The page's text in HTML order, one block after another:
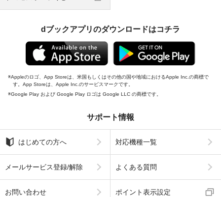
dブックアプリのダウンロードはコチラ
Appleのロゴ、App Storeは、米国もしくはその他の国や地域におけるApple Inc.の商標で
す。App Storeは、Apple Inc.のサービスマークです。
Google Play および Google Play ロゴは Google LLC の商標です。
サポート情報
はじめての方へ 対応機種一覧
メールサービス登録/解除 よくある質問
お問い合わせ ポイント表示設定